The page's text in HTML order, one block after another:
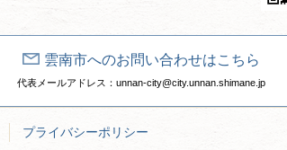
雲南市へのお問い合わせはこちら
代表メールアドレス：unnan-city@city.unnan.shimane.jp
プライバシーポリシー